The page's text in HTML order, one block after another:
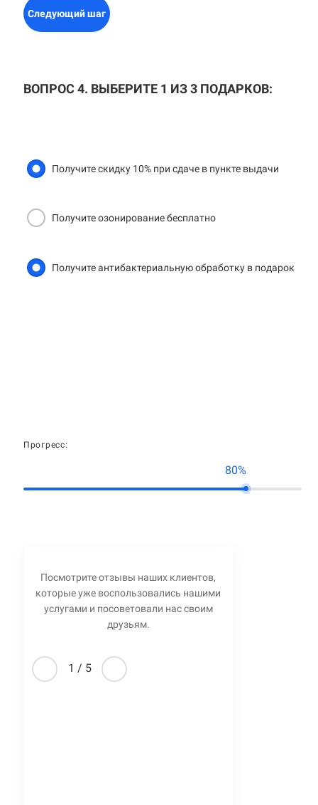
Следующий шаг
ВОПРОС 4. ВЫБЕРИТЕ 1 ИЗ 3 ПОДАРКОВ:
Получите скидку 10% при сдаче в пункте выдачи
Получите озонирование бесплатно
Получите антибактериальную обработку в подарок
Прогресс:
80%
Посмотрите отзывы наших клиентов,
которые уже воспользовались нашими
услугами и посоветовали нас своим
друзьям.
1 / 5